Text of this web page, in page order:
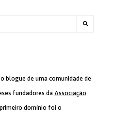
blogue de uma comunidade de
fundadores da Associação
domínio foi o